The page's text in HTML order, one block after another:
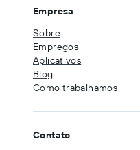
Empresa
Sobre
Empregos
Aplicativos
Blog
Como trabalhamos
Contato